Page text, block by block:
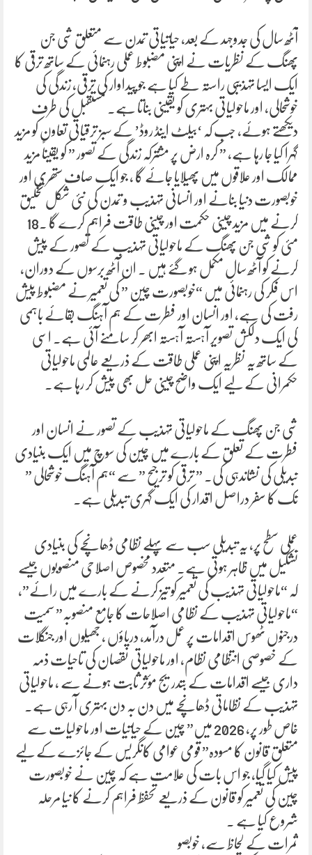
آٹھ سال کی جدوجہد کے بعد، حیاتیاتی تمدن سے متعلق شی جن
پھنگ کے نظریات نے اپنی مضبوط عملی رہنمائی کے ساتھ ترقی کا
ایک ایسا تہذیبی راستہ طے کیا ہے جو پیداوار کی ترقی، زندگی کی
خوشحالی، اور ماحولیاتی بہتری کو یقینی بناتا ہے۔ مستقبل کی طرف
دیکھتے ہوئے، جب کہ ‘بیلٹ اینڈ روڈ’ کے سبز ترقیاتی تعاون کو مزید
گہرا کیا جا رہا ہے، ” کرہ ارض پر مشترکہ زندگی کے تصور ” کو یقیناً مزید
ممالک اور علاقوں میں پھیلایا جائے گا ، جو ایک صاف ستھری اور
خوبصورت دنیا بنانے اور انسانی تہذیب و تمدن کی نئی شکل تخلیق
کرنے میں مزید چینی حکمت اور چینی طاقت فراہم کرے گا ۔18
مئی کو شی جن پھنگ کے ماحولیاتی تہذیب کے تصور کے پیش
کرنے کو آٹھ سال مکمل ہو گئے ہیں ۔ ان آٹھ برسوں کے دوران،
اس فکر کی رہنمائی میں “خوبصورت چین ” کی تعمیر نے مضبوط پیش
رفت کی ہے، اور انسان اور فطرت کے ہم آہنگ بقائے باہمی
کی ایک دلکش تصویر آہستہ آہستہ ابھر کر سامنے آئی ہے۔ اسی
کے ساتھ یہ نظریہ اپنی عملی طاقت کے ذریعے عالمی ماحولیاتی
حکمرانی کے لیے ایک واضح چینی حل بھی پیش کر رہا ہے۔
شی جن پھنگ کے ماحولیاتی تہذیب کے تصور نے انسان اور
فطرت کے تعلق کے بارے میں چین کی سوچ میں ایک بنیادی
تبدیلی کی نشاندہی کی۔ ” ترقی کو ترجیح ” سے “ہم آہنگ خوشحالی ”
تک کا سفر دراصل اقدار کی ایک گہری تبدیلی ہے۔
عملی سطح پر، یہ تبدیلی سب سے پہلے نظامی ڈھانچے کی بنیادی
تشکیل میں ظاہر ہوتی ہے۔ متعدد مخصوص اصلاحی منصوبوں جیسے
کہ “ماحولیاتی تہذیب کی تعمیر کو تیز کرنے کے بارے میں رائے”،
“ماحولیاتی تہذیب کے نظامی اصلاحات کا جامع منصوبہ” سمیت
درجنوں ٹھوس اقدامات پر عمل درآمد، دریاؤں ، جھیلوں اور جنگلات
کے خصوصی انتظامی نظام، اور ماحولیاتی نقصان کی تاحیات ذمہ
داری جیسے اقدامات کے بتدریج مؤثر ثابت ہونے سے ، ماحولیاتی
تہذیب کے نظاماتی ڈھانچے میں دن بہ دن بہتری آ رہی ہے۔
خاص طور پر، 2026 میں” چین کے حیاتیات اور ماحولیات سے
متعلق قانون کا مسودہ” قومی عوامی کانگریس کے جائزے کے لیے
پیش کیا گیا، جو اس بات کی علامت ہے کہ چین نے خوبصورت
چین کی تعمیر کو قانون کے ذریعے تحفظ فراہم کرنے کا نیا مرحلہ
شروع کیا ہے ۔
ثمرات کے لحاظ سے، خوبصو